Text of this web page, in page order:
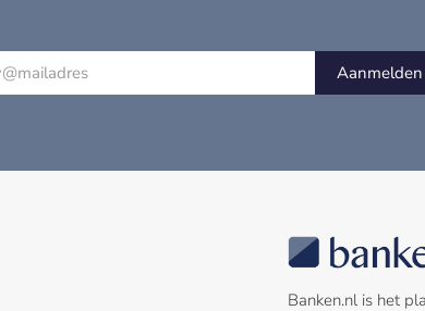
Aanmelden
Banken.nl is het